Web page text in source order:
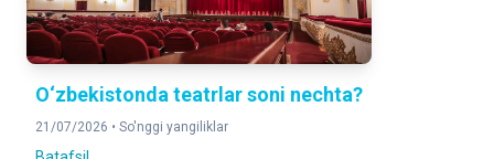
O‘zbekistonda teatrlar soni nechta?
21/07/2026 • So'nggi yangiliklar